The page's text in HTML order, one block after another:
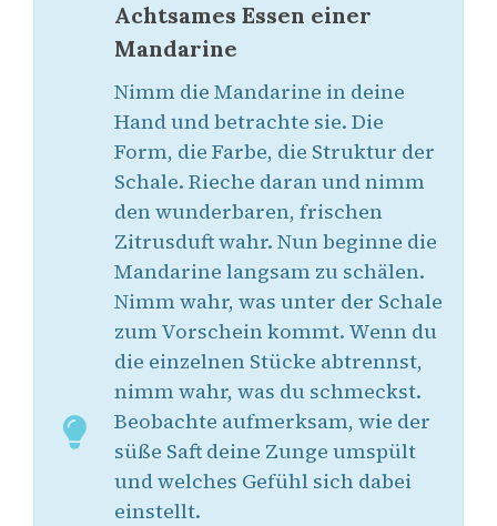
Achtsames Essen einer
Mandarine
Nimm die Mandarine in deine
Hand und betrachte sie. Die
Form, die Farbe, die Struktur der
Schale. Rieche daran und nimm
den wunderbaren, frischen
Zitrusduft wahr. Nun beginne die
Mandarine langsam zu schälen.
Nimm wahr, was unter der Schale
zum Vorschein kommt. Wenn du
die einzelnen Stücke abtrennst,
nimm wahr, was du schmeckst.
Beobachte aufmerksam, wie der
süße Saft deine Zunge umspült
und welches Gefühl sich dabei
einstellt.